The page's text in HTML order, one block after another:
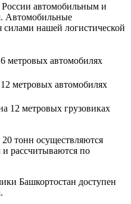
автомобильным и
Автомобильные
силами нашей логистической
метровых автомобилях
метровых автомобилях
12 метровых грузовиках
тонн осуществляются
рассчитываются по
Башкортостан доступен